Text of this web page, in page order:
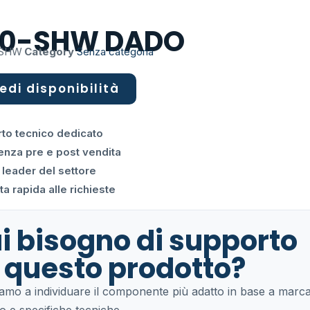
SHW DADO
Category Senza categoria
disponibilità
tecnico dedicato
pre e post vendita
leader del settore
rapida alle richieste
bisogno di supporto
prodotto?
a individuare il componente più adatto in base a